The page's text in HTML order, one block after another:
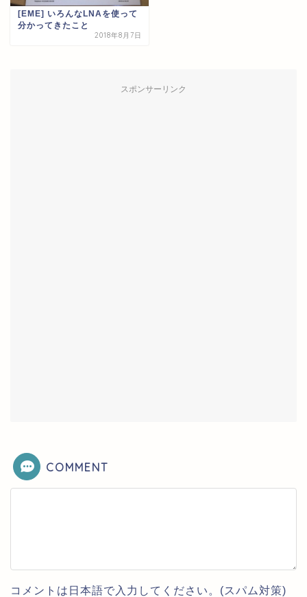
[EME] いろんなLNAを使って
分かってきたこと
2018年8月7日
スポンサーリンク
COMMENT
コメントは日本語で入力してください。(スパム対策)